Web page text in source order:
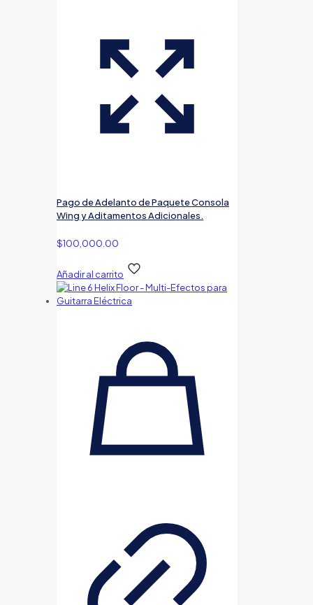
Pago de Adelanto de Paquete Consola
Wing y Aditamentos Adicionales.
$100,000.00
Añadir al carrito